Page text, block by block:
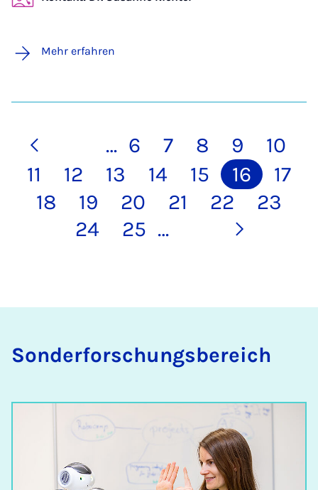
Mehr erfahren
… 6 7 8 9
10
11
12 13 14 15 16
17
18
19 20 21 22
23
24
25 …
Sonderforschungsbereich